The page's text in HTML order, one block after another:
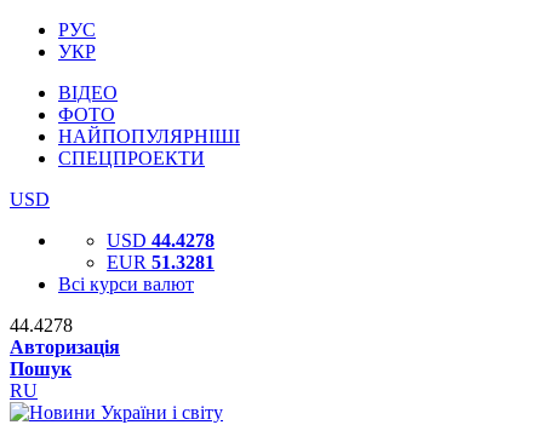
РУС
УКР
ВІДЕО
ФОТО
НАЙПОПУЛЯРНІШІ
СПЕЦПРОЕКТИ
USD
USD 44.4278
EUR 51.3281
Всі курси валют
44.4278
Авторизація
Пошук
RU